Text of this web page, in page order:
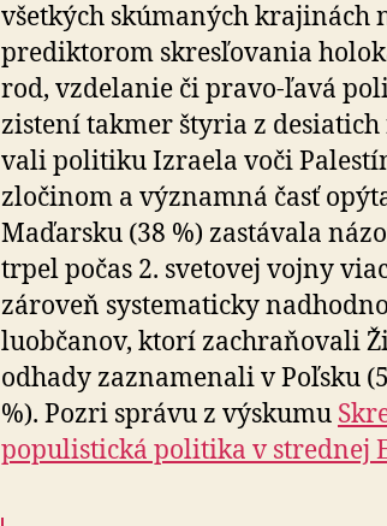
všetkých skúmaných krajinách
prediktorom skresľovania
rod, vzdelanie či pravo-ľavá
zistení takmer štyria z
va­li politiku Izraela voči
zločinom a významná časť
Maďarsku (38 %) zastávala
trpel počas 2. svetovej vojny
zároveň systematicky
lu­ob­ča­nov, ktorí zachraňovali
odhady zaznamenali v Poľsku
%). Pozri správu z výskumu
populistická politika v strednej